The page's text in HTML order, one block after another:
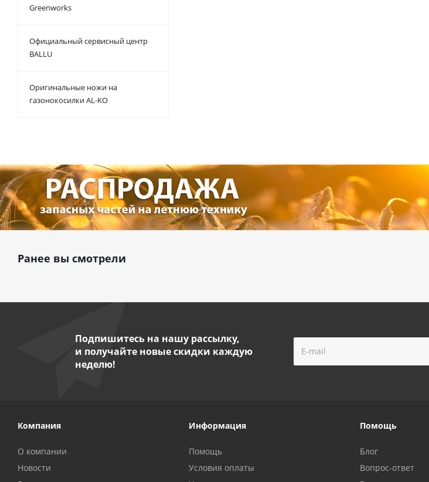
Greenworks
Официальный сервисный центр
BALLU
Оригинальные ножи на
газонокосилки AL-KO
Ранее вы смотрели
Подпишитесь на нашу рассылку,
и получайте новые скидки каждую
неделю!
Компания
О компании
Новости
Информация
Помощь
Условия оплаты
Помощь
Блог
Вопрос-ответ